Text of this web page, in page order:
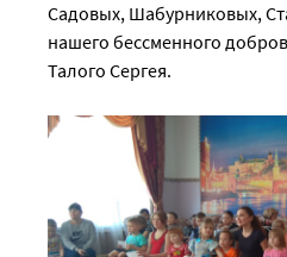
Садовых, Шабурниковых,
нашего бессменного
Талого Сергея.